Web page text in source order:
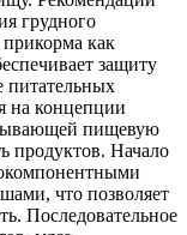
грудного
как
защиту
питательных
на концепции
пищевую
продуктов. Начало
что позволяет
Последовательное